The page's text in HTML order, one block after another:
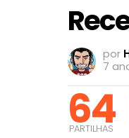
por
7
64
PARTILHAS